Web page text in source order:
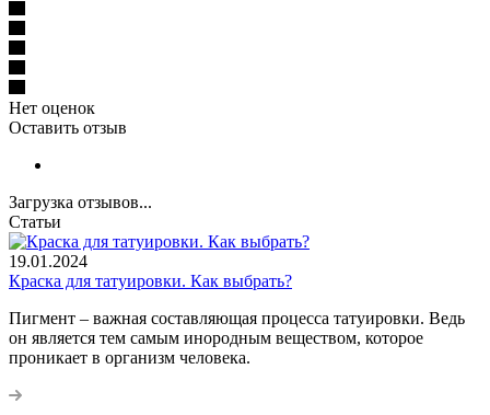
Нет оценок
Оставить отзыв
Загрузка отзывов...
Статьи
19.01.2024
Краска для татуировки. Как выбрать?
Пигмент – важная составляющая процесса татуировки. Ведь
он является тем самым инородным веществом, которое
проникает в организм человека.